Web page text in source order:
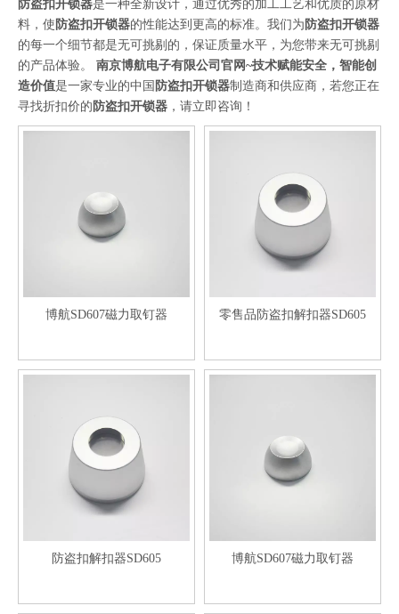
防盗扣开锁器是一种全新设计，通过优秀的加工工艺和优质的原材
料，使 防盗扣开锁器的性能达到更高的标准。我们为 防盗扣开锁器
的每一个细节都是无可挑剔的，保证质量水平，为您带来无可挑剔
的产品体验。 南京博航电子有限公司官网~技术赋能安全，智能创
造价值是一家专业的中国 防盗扣开锁器制造商和供应商，若您正在
寻找折扣价的 防盗扣开锁器 ，请立即咨询！
博航SD607磁力取钉器 零售品防盗扣解扣器SD605
防盗扣解扣器SD605 博航SD607磁力取钉器